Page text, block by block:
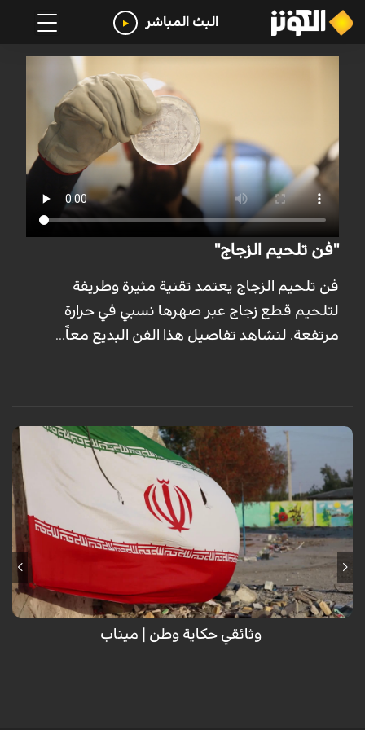
البث المباشر
"فن تلحيم الزجاج"
فن تلحيم الزجاج يعتمد تقنية مثيرة وطريفة
لتلحيم قطع زجاج عبر صهرها نسبي في حرارة
مرتفعة. لنشاهد تفاصيل هذا الفن البديع معاً...
وثائقي حكاية وطن | ميناب